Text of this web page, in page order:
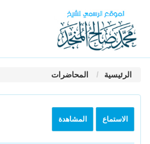
الرئيسية المحاضرات
الاستماع المشاهدة